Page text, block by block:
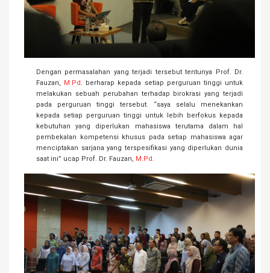
Dengan permasalahan yang terjadi tersebut tentunya Prof. Dr.
Fauzan, M.Pd. berharap kepada setiap perguruan tinggi untuk
melakukan sebuah perubahan terhadap birokrasi yang terjadi
pada perguruan tinggi tersebut. “saya selalu menekankan
kepada setiap perguruan tinggi untuk lebih berfokus kepada
kebutuhan yang diperlukan mahasiswa terutama dalam hal
pembekalan kompetensi khusus pada setiap mahasiswa agar
menciptakan sarjana yang terspesifikasi yang diperlukan dunia
saat ini” ucap Prof. Dr. Fauzan, M.Pd.